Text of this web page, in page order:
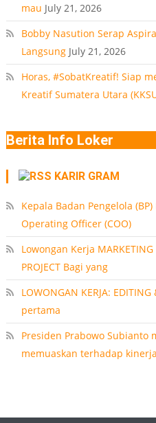
mau July 21, 2026
Bobby Nasution Serap
Langsung July 21, 2026
Horas, #SobatKreatif! Siap
Kreatif Sumatera Utara
Berita Info Loker
KARIR GRAM
Kepala Badan Pengelola
Operating Officer (COO)
Lowongan Kerja MARKETING
PROJECT Bagi yang
LOWONGAN KERJA:
pertama
Presiden Prabowo Subianto
memuaskan terhadap